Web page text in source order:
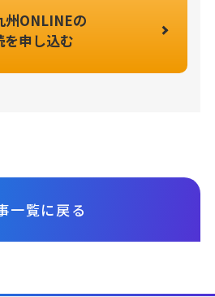
州ONLINEの
を申し込む
一覧に戻る